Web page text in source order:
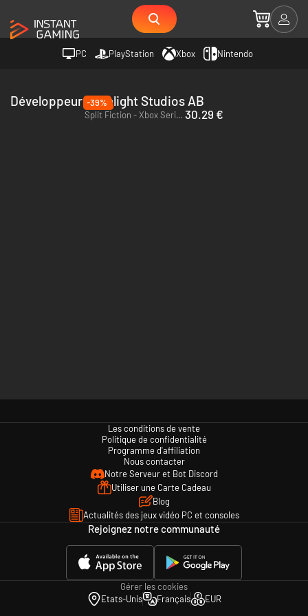
PC PlayStation Xbox Nintendo
Développeur Hazelight Studios AB
-39%
Split Fiction - Xbox Series X|S 30.29 €
Les conditions de vente
Politique de confidentialité
Programme d'affiliation
Nous contacter
Notre Serveur et Bot Discord
Utiliser une Carte Cadeau
Blog
Actualités des jeux vidéo PC et consoles
Rejoignez notre communauté
Gérer les cookies
Etats-Unis
Français EUR